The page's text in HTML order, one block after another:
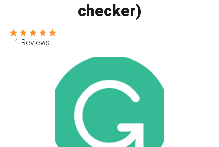
checker)
1 Reviews